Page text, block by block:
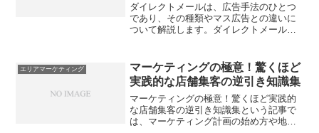
ダイレクトメールは、広告手法のひとつ
であり、その種類やマス広告との違いに
ついて解説します。ダイレクトメールに
あります。また、ダイレクトメールは従
来のマス広告とは異なり、...
エリアマーケティング
マーケティングの極意！驚くほど
実践的な店舗集客の逆引き知識集
マーケティングの極意！驚くほど実践的
な店舗集客の逆引き知識集という記事で
は、マーケティング計画の始め方や地域